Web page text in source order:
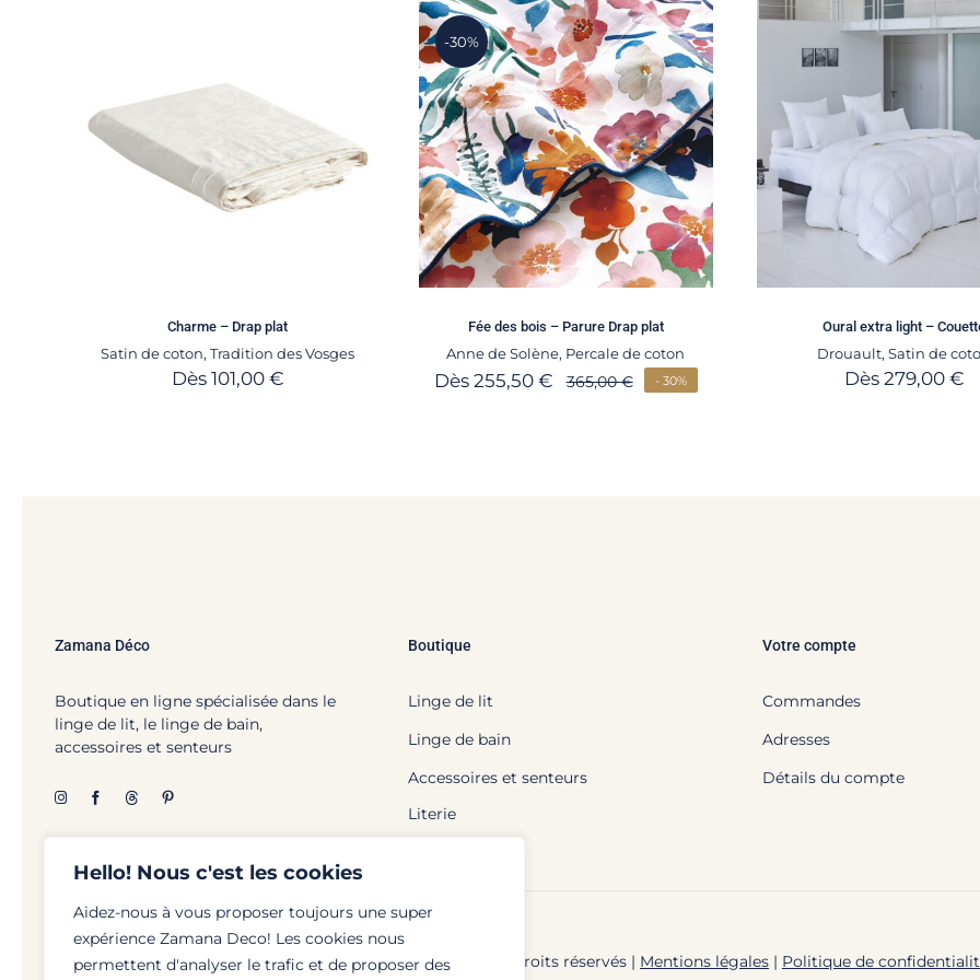
Hello! Nous c'est les cookies
Aidez-nous à vous proposer toujours une super
expérience Zamana Deco! Les cookies nous
permettent d'analyser le trafic et de proposer des
Charme – Drap plat
Satin de coton,Tradition des Vosges
Dès101,00€
-30%
Fée des bois – Parure Drap plat
Anne de Solène, Percale de coton
Dès 255,50 € 365,00€ - 30%
Oural extra light –
Drouault,Satin de
Dès279,00€
Zamana Déco
Boutique en ligne spécialisée dans le
linge de lit, le linge de bain,
accessoires et senteurs
Boutique
Linge de lit
Linge de bain
Accessoires et senteurs
Literie
Votre compte
Commandes
Adresses
Détails du compte
© Zamana Déco - 2026 | Tous droits réservés | Mentions légales | Politique de